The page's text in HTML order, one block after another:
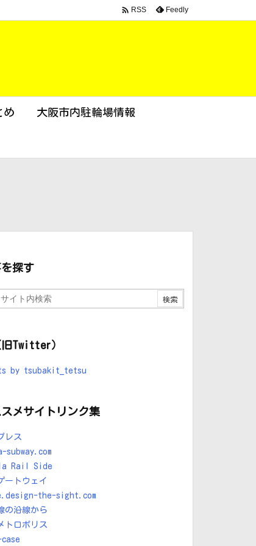
め 大阪市内駐輪場情報
 RSS Feedly
探す
旧Twitter）
by tsubakit_tetsu
メサイトリンク集
レス
subway.com
Rail Side
ートウェイ
the-sight.com
の沿線から
トロポリス